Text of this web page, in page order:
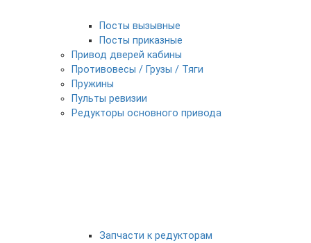
Посты вызывные
Посты приказные
Привод дверей кабины
Противовесы / Грузы / Тяги
Пружины
Пульты ревизии
Редукторы основного привода
Запчасти к редукторам